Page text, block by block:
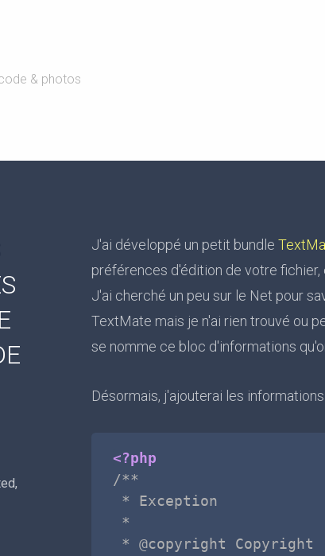
& photos
,
J'ai développé un petit bundle
préférences d'édition de votre fichier,
J'ai cherché un peu sur le Net pour
TextMate mais je n'ai rien trouvé ou
se nomme ce bloc d'informations
Désormais, j'ajouterai les
<?php
/**
* Exception
*
* @copyright